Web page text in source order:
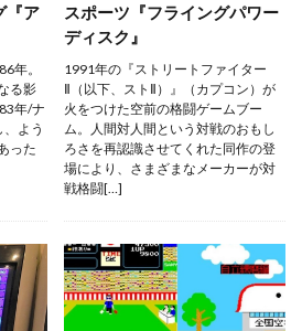
『ア
年。
る影
年/ナ
よう
った
スポーツ『フライングパワー
ディスク』
1991年の『ストリートファイター
Ⅱ（以下、ストⅡ）』（カプコン）が
火をつけた空前の格闘ゲームブー
ム。人間対人間という対戦のおもし
ろさを再認識させてくれた同作の登
場により、さまざまなメーカーが対
戦格闘[…]